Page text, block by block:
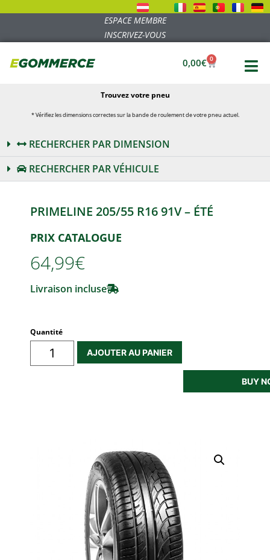
ESPACE MEMBRE
INSCRIVEZ-VOUS
0,00€ 0
Trouvez votre pneu
* Vérifiez les dimensions correctes sur la bande de roulement de votre pneu actuel.
RECHERCHER PAR DIMENSION
RECHERCHER PAR VÉHICULE
PRIMELINE 205/55 R16 91V – ÉTÉ
PRIX CATALOGUE
64,99€
Livraison incluse
Quantité
AJOUTER AU PANIER
BUY